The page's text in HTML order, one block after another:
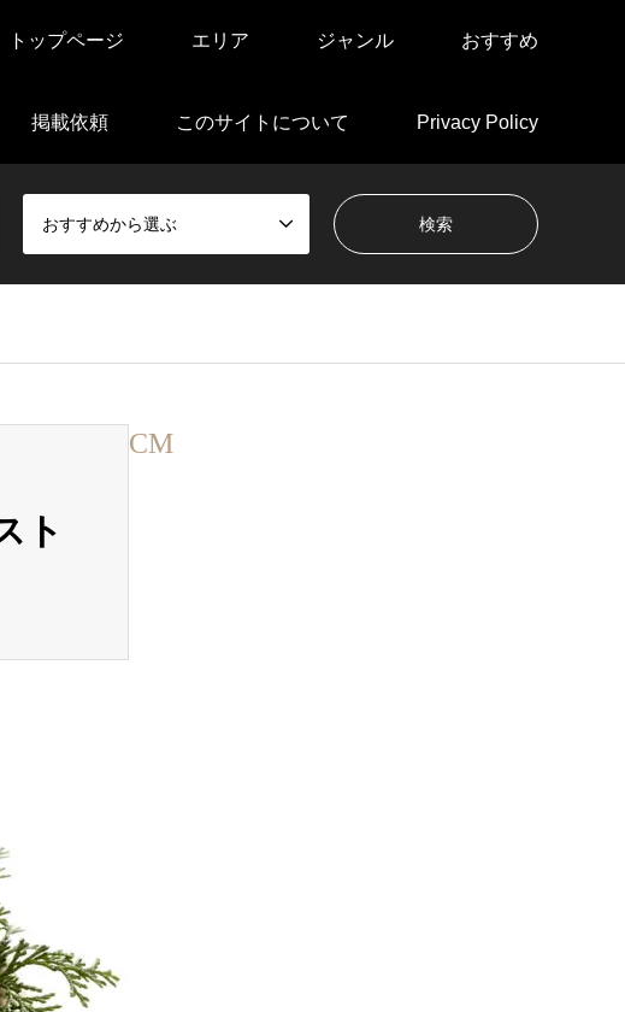
トップページ エリア ジャンル おすすめ
掲載依頼 このサイトについて Privacy Policy
おすすめから選ぶ
ト
CM